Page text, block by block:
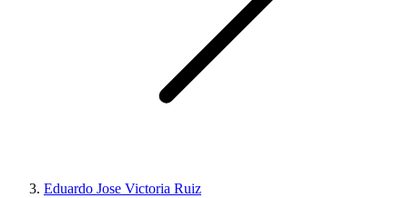
Eduardo Jose Victoria Ruiz